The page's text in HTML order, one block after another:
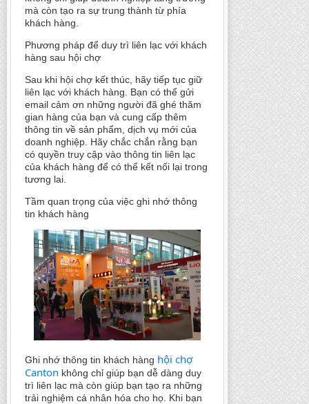
mà còn tạo ra sự trung thành từ phía
khách hàng.
Phương pháp để duy trì liên lạc với khách
hàng sau hội chợ
Sau khi hội chợ kết thúc, hãy tiếp tục giữ
liên lạc với khách hàng. Bạn có thể gửi
email cảm ơn những người đã ghé thăm
gian hàng của bạn và cung cấp thêm
thông tin về sản phẩm, dịch vụ mới của
doanh nghiệp. Hãy chắc chắn rằng bạn
có quyền truy cập vào thông tin liên lạc
của khách hàng để có thể kết nối lại trong
tương lai.
Tầm quan trọng của việc ghi nhớ thông
tin khách hàng
Ghi nhớ thông tin khách hàng hội chợ
Canton không chỉ giúp bạn dễ dàng duy
trì liên lạc mà còn giúp bạn tạo ra những
trải nghiệm cá nhân hóa cho họ. Khi bạn